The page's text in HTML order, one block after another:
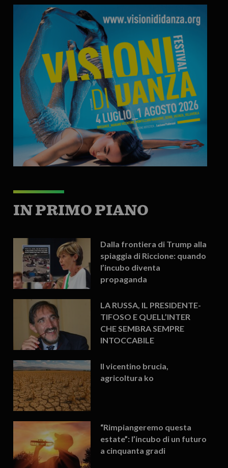
IN PRIMO PIANO
Dalla frontiera di Trump alla
spiaggia di Riccione: quando
l’incubo diventa
propaganda
LA RUSSA, IL PRESIDENTE-
TIFOSO E QUELL’INTER
CHE SEMBRA SEMPRE
INTOCCABILE
Il vicentino brucia,
agricoltura ko
“Rimpiangeremo questa
estate”: l’incubo di un futuro
a cinquanta gradi